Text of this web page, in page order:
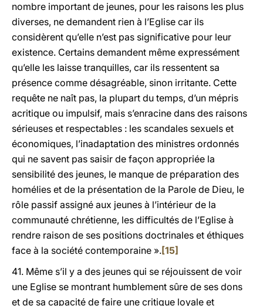
nombre important de jeunes, pour les raisons les plus
diverses, ne demandent rien à l’Eglise car ils
considèrent qu’elle n’est pas significative pour leur
existence. Certains demandent même expressément
qu’elle les laisse tranquilles, car ils ressentent sa
présence comme désagréable, sinon irritante. Cette
requête ne naît pas, la plupart du temps, d’un mépris
acritique ou impulsif, mais s’enracine dans des raisons
sérieuses et respectables : les scandales sexuels et
économiques, l’inadaptation des ministres ordonnés
qui ne savent pas saisir de façon appropriée la
sensibilité des jeunes, le manque de préparation des
homélies et de la présentation de la Parole de Dieu, le
rôle passif assigné aux jeunes à l’intérieur de la
communauté chrétienne, les difficultés de l’Eglise à
rendre raison de ses positions doctrinales et éthiques
face à la société contemporaine ».[15]
41. Même s’il y a des jeunes qui se réjouissent de voir
une Eglise se montrant humblement sûre de ses dons
et de sa capacité de faire une critique loyale et